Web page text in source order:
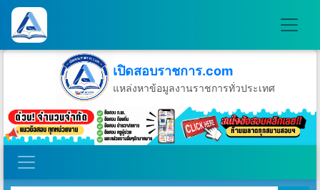
เปิดสอบราชการ.com
แหล่งหาข้อมูลงานราชการทั่วประเทศ
วันเสาร์ที่ 8 เดือนสิงหาคม พ.ศ.2569